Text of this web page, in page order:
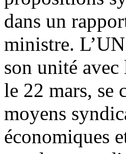
dans un
ministre.
son unité
le 22 mars, se
moyens
économiques